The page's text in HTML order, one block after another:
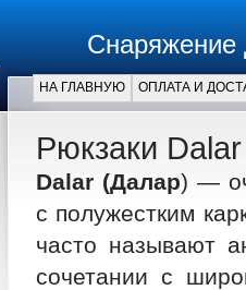
Снаряжение
НА ГЛАВНУЮ ОПЛАТА И
Главная
Рюкзаки Dalar
Dalar (Далар) —
с полужестким
часто называют
сочетании с